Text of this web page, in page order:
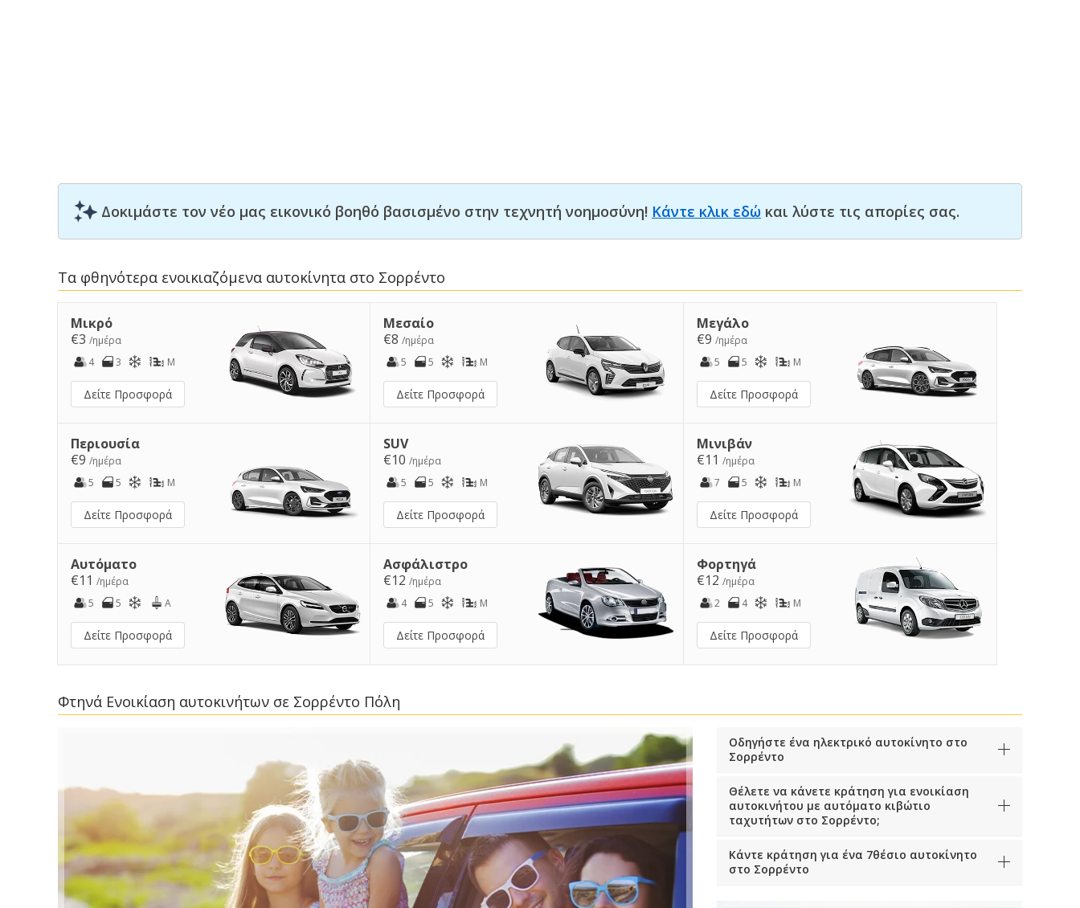
Δοκιμάστε τον νέο μας εικονικό βοηθό βασισμένο στην τεχνητή νοημοσύνη! Κάντε κλικ εδώ και λύστε τις απορίες σας.
Τα φθηνότερα ενοικιαζόμενα αυτοκίνητα στο Σορρέντο
Μικρό
€3 /ημέρα
4
3 M
Δείτε Προσφορά
Μεσαίο
€8/ημέρα
5
5 M
Δείτε Προσφορά
Μεγάλο
€9 /ημέρα
5
5 M
Δείτε Προσφορά
Περιουσία
€9 /ημέρα
5
5 M
Δείτε Προσφορά
SUV
€10/ημέρα
5
5 M
Δείτε Προσφορά
Μινιβάν
€11 /ημέρα
7
5 M
Δείτε Προσφορά
Αυτόματο
€11 /ημέρα
5
5 A
Δείτε Προσφορά
Ασφάλιστρο
€12/ημέρα
4
5 M
Δείτε Προσφορά
Φορτηγά
€12 /ημέρα
2
4 M
Δείτε Προσφορά
Φτηνά Ενοικίαση αυτοκινήτων σε Σορρέντο Πόλη
Οδηγήστε ένα ηλεκτρικό αυτοκίνητο στο
Σορρέντο
Θέλετε να κάνετε κράτηση για ενοικίαση
αυτοκινήτου με αυτόματο κιβώτιο
ταχυτήτων στο Σορρέντο;
Κάντε κράτηση για ένα 7θέσιο αυτοκίνητο
στο Σορρέντο